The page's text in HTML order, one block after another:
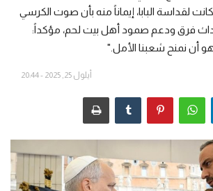
لقداسة البابا، إيماناً منه بأن صوت الكرسي
فرق ودعم صمود أهل بيت لحم، مؤكداً:
أن نمنح شعبنا الأمل."
أيلول 25, 2025 - 20:44